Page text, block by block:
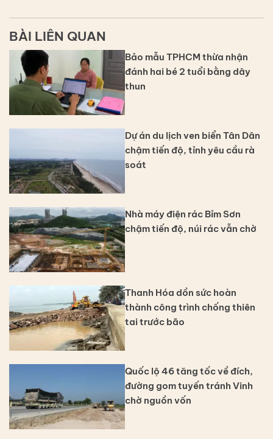
BÀI LIÊN QUAN
Bảo mẫu TPHCM thừa nhận
đánh hai bé 2 tuổi bằng dây
thun
Dự án du lịch ven biển Tân Dân
chậm tiến độ, tỉnh yêu cầu rà
soát
Nhà máy điện rác Bỉm Sơn
chậm tiến độ, núi rác vẫn chờ
Thanh Hóa dồn sức hoàn
thành công trình chống thiên
tai trước bão
Quốc lộ 46 tăng tốc về đích,
đường gom tuyến tránh Vinh
chờ nguồn vốn